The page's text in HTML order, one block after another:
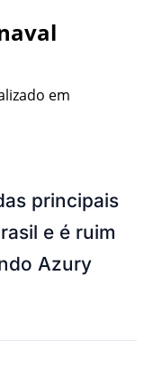
em
principais
e é ruim
Azury